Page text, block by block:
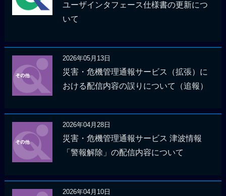
ユーザインタフェース仕様書の更新につ
いて
2026年05月13日
災害・危機管理通報サービス（拡張）に
おける配信内容の誤りについて（追報）
2026年04月28日
災害・危機管理通報サービス 津波情報
「警報解除」の配信内容について
2026年04月10日